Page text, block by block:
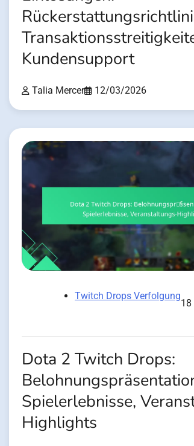
Kundensupport
Talia Mercer 12/03/2026
Twitch Drops Verfolgung
18
Dota 2 Twitch Drops:
Spielerlebnisse,
Highlights